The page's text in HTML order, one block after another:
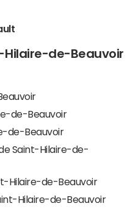
Hilaire-de-Beauvoir
de-Beauvoir
de-Beauvoir
Saint-Hilaire-de-
Hilaire-de-Beauvoir
Hilaire-de-Beauvoir